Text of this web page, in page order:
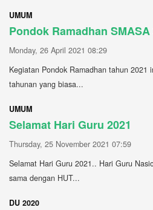
UMUM
Pondok Ramadhan SMASA
Monday, 26 April 2021 08:29
Kegiatan Pondok Ramadhan tahun 2021
tahunan yang biasa...
UMUM
Selamat Hari Guru 2021
Thursday, 25 November 2021 07:59
Selamat Hari Guru 2021.. Hari Guru
sama dengan HUT...
DU 2020